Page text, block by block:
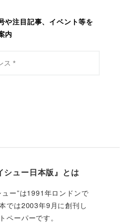
や注目記事、イベント等を
内
シュー日本版』とは
ュー”は1991年ロンドンで
では2003年9月に創刊し
ペーパーです。